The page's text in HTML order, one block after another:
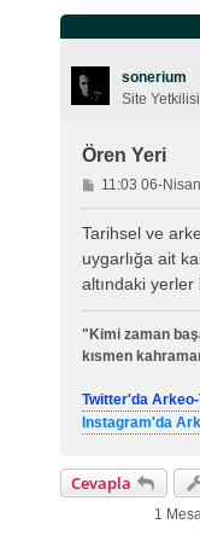
sonerium
Site Yetkilisi
Ören Yeri
M
e
s
j
11:03 06-
Tarihsel ve
uygarlığa ait
altındaki yerler
"Kimi zaman
kısmen
Twitter'da
Instagram'da
Cevapla
1